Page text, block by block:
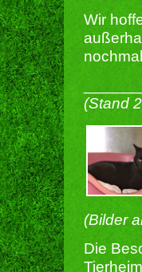
Wir
(Stand
(Bilder
Die